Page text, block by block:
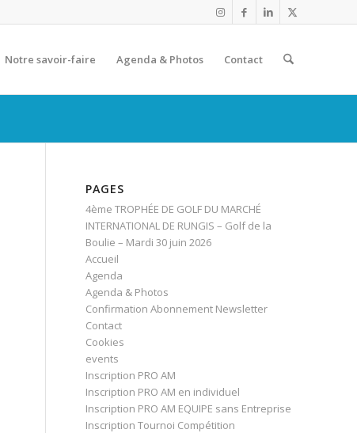
Notre savoir-faire Agenda & Photos Contact
PAGES
4ème TROPHÉE DE GOLF DU MARCHÉ
INTERNATIONAL DE RUNGIS – Golf de la
Boulie – Mardi 30 juin 2026
Accueil
Agenda
Agenda & Photos
Confirmation Abonnement Newsletter
Contact
Cookies
events
Inscription PRO AM
Inscription PRO AM en individuel
Inscription PRO AM EQUIPE sans Entreprise
Inscription Tournoi Compétition